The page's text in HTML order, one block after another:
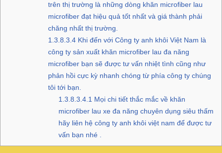
trên thị trường là những dòng khăn microfiber lau
microfiber đạt hiệu quả tốt nhất và giá thành phải
chăng nhất thị trường.
1.3.8.3.4Khi đến với Công ty anh khôi Việt Nam là
công ty sản xuất khăn microfiber lau đa năng
microfiber bạn sẽ được tư vấn nhiệt tình cũng như
phản hồi cực kỳ nhanh chóng từ phía công ty chúng
tôi tới bạn.
1.3.8.3.4.1 Mọi chi tiết thắc mắc về khăn
microfiber lau xe đa năng chuyên dụng siêu thấm
hãy liên hệ công ty anh khôi việt nam để được tư
vấn bạn nhé .